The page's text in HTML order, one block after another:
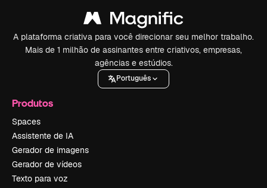
A plataforma criativa para você direcionar seu melhor trabalho.
Mais de 1 milhão de assinantes entre criativos, empresas,
agências e estúdios.
Português
Produtos
Spaces
Assistente de IA
Gerador de imagens
Gerador de vídeos
Texto para voz